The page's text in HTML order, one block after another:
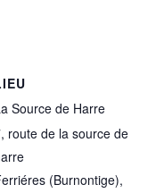
Source de Harre
route de la source de
(Burnontige),